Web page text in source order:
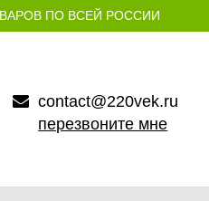
ПО ВСЕЙ РОССИИ
contact@220vek.ru
перезвоните мне